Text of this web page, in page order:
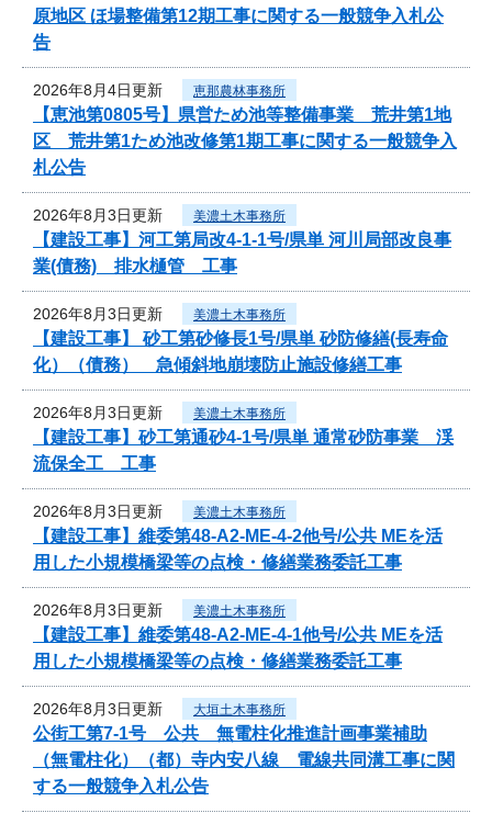
原地区 ほ場整備第12期工事に関する一般競争入札公
告
2026年8月4日更新 恵那農林事務所
【恵池第0805号】県営ため池等整備事業 荒井第1地
区 荒井第1ため池改修第1期工事に関する一般競争入
札公告
2026年8月3日更新 美濃土木事務所
【建設工事】河工第局改4-1-1号/県単 河川局部改良事
業(債務) 排水樋管 工事
2026年8月3日更新 美濃土木事務所
【建設工事】 砂工第砂修長1号/県単 砂防修繕(長寿命
化）（債務） 急傾斜地崩壊防止施設修繕工事
2026年8月3日更新 美濃土木事務所
【建設工事】砂工第通砂4-1号/県単 通常砂防事業 渓
流保全工 工事
2026年8月3日更新 美濃土木事務所
【建設工事】維委第48-A2-ME-4-2他号/公共 MEを活
用した小規模橋梁等の点検・修繕業務委託工事
2026年8月3日更新 美濃土木事務所
【建設工事】維委第48-A2-ME-4-1他号/公共 MEを活
用した小規模橋梁等の点検・修繕業務委託工事
2026年8月3日更新 大垣土木事務所
公街工第7-1号 公共 無電柱化推進計画事業補助
（無電柱化）（都）寺内安八線 電線共同溝工事に関
する一般競争入札公告